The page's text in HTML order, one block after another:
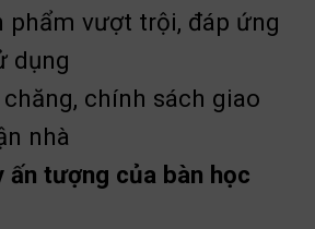
phẩm vượt trội, đáp ứng
dụng
chính sách giao
nhà
ấn tượng của bàn học